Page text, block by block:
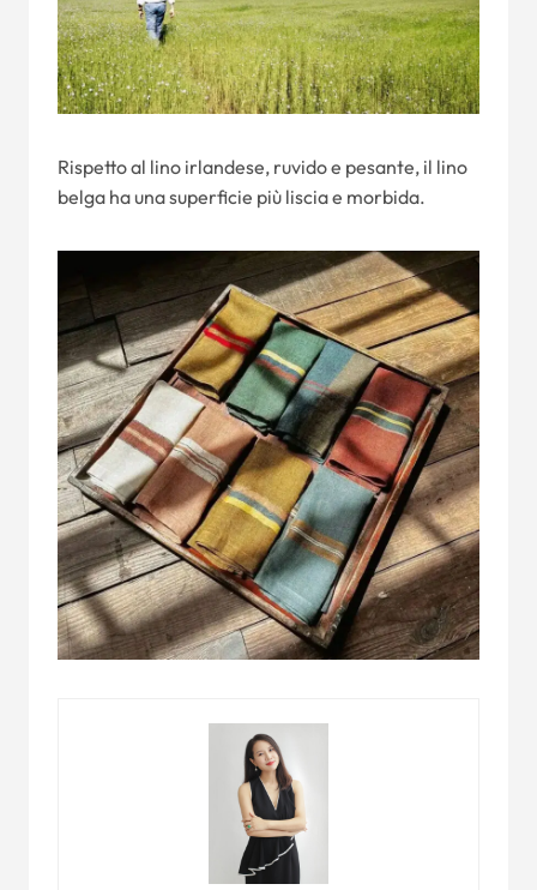
Rispetto al lino irlandese, ruvido e pesante, il lino
belga ha una superficie più liscia e morbida.